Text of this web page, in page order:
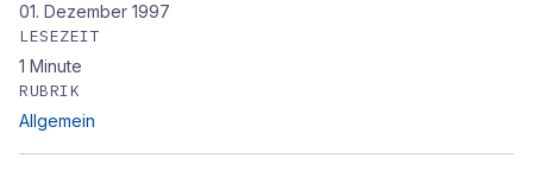
01. Dezember 1997
LESEZEIT
1 Minute
RUBRIK
Allgemein